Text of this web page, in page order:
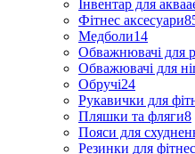
Інвентар для
Фітнес аксесуари
Медболи14
Обважнювачі для
Обважювачі для
Обручі24
Рукавички для
Пляшки та фляги8
Пояси для
Резинки для